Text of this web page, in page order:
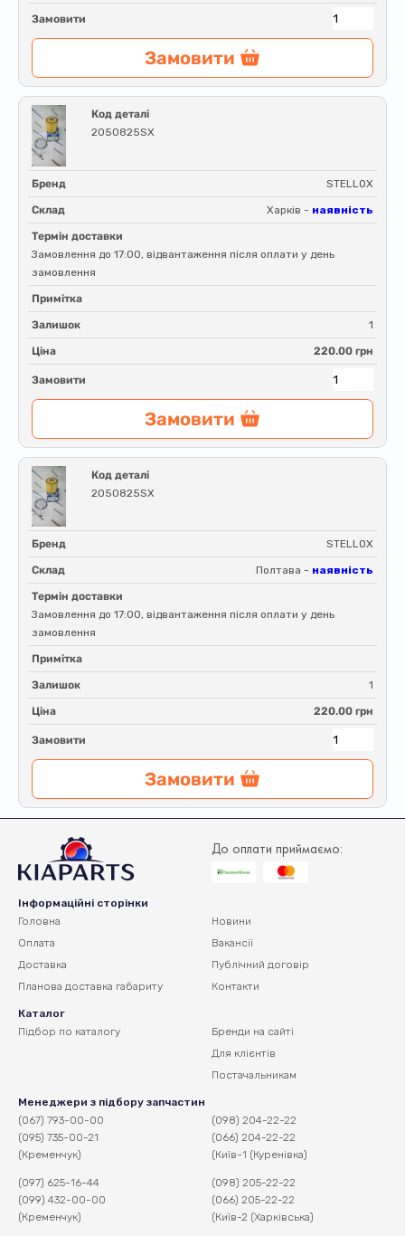
Замовити
Замовити
Код деталі
2050825SX
Бренд STELLOX
Склад Харків - наявність
Термін доставки
Замовлення до 17:00, відвантаження після оплати у день
замовлення
Примітка
Залишок 1
Ціна 220.00 грн
Замовити
Замовити
Код деталі
2050825SX
Бренд STELLOX
Склад Полтава - наявність
Термін доставки
Замовлення до 17:00, відвантаження після оплати у день
замовлення
Примітка
Залишок 1
Ціна 220.00 грн
Замовити
Замовити
До оплати приймаємо:
Інформаційні сторінки
Головна
Оплата
Доставка
Планова доставка габариту
Новини
Вакансії
Публічний договір
Контакти
Каталог
Підбор по каталогу
Бренди на сайті
Для клієнтів
Постачальникам
Менеджери з підбору запчастин
(067) 793-00-00
(095) 735-00-21
(Кременчук)
(097) 625-16-44
(099) 432-00-00
(Кременчук)
(098) 204-22-22
(066) 204-22-22
(Київ-1 (Куренівка)
(098) 205-22-22
(066) 205-22-22
(Київ-2 (Харківська)